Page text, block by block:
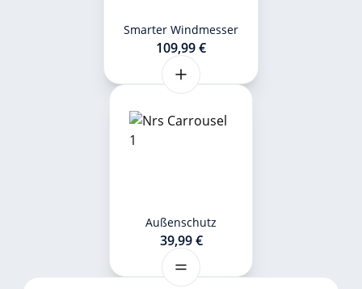
Smarter Windmesser
109,99 €
Außenschutz
39,99 €